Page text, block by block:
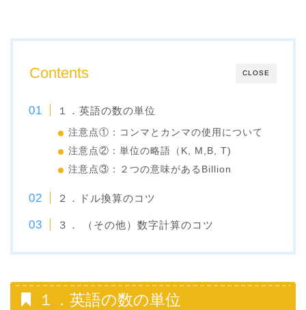
CLOSE
Contents
１．英語の数の単位
注意点①：コンマとカンマの使用について
注意点②：単位の略語（K, M,B, T)
注意点③：２つの意味があるBillion
２．ドル換算のコツ
３． （その他）数字計算のコツ
１．英語の数の単位